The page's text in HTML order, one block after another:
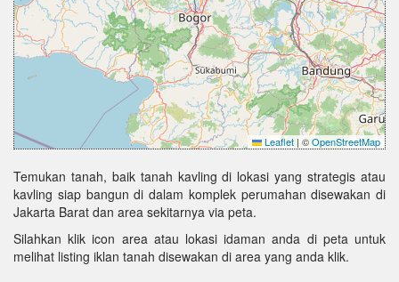
Leaflet | ©OpenStreetMap
Temukan tanah, baik tanah kavling di lokasi yang strategis atau
kavling siap bangun di dalam komplek perumahan disewakan di
Jakarta Barat dan area sekitarnya via peta.
Silahkan klik icon area atau lokasi idaman anda di peta untuk
melihat listing iklan tanah disewakan di area yang anda klik.